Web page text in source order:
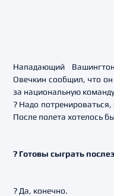
Нападающий
Овечкин сообщил, что
за национальную
? Надо
После полета хотелось
? Готовы сыграть
? Да, конечно.